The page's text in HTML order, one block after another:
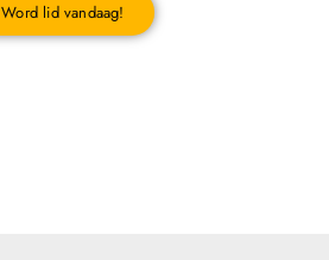
Word lid vandaag!